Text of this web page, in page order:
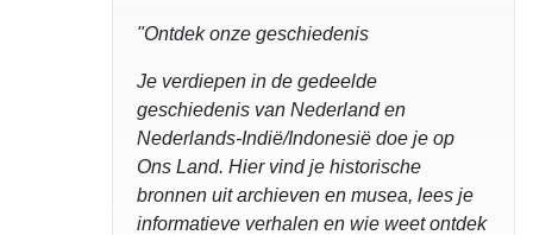
"Ontdek onze geschiedenis
Je verdiepen in de gedeelde
geschiedenis van Nederland en
Nederlands-Indië/Indonesië doe je op
Ons Land. Hier vind je historische
bronnen uit archieven en musea, lees je
informatieve verhalen en wie weet ontdek